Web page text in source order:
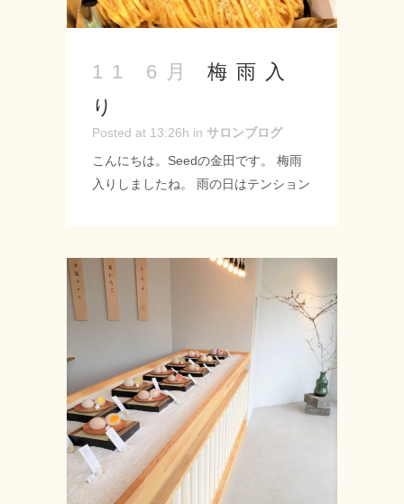
https://seed-salon.com/ #緑区 #神の倉
サロン #スタイリスト #カット #縮毛
矯正 #ハーブストレート #20％オフ #
キャンペーン ...
11 6月
梅雨入
り
Posted at 13:26h in サロンブログ
こんにちは。Seedの金田です。 梅雨
入りしましたね。 雨の日はテンション
差仕入れをいただいたのでとてもテン
ションが上がっております！！ あり
がとうございます！！ 単純ですね 笑
ピネードのプチモンブラン☆ 食べやす
く分かれていたのですが、それが災い
したのかぺろりと平らげてしまいまし
た（いつも通り） --------------------
Seed-シード- 〒 名古屋市緑区神の倉
3-2 Tel 052-715-9733 営業時間 9：
00～19：00 定休日 月曜・第2第3火